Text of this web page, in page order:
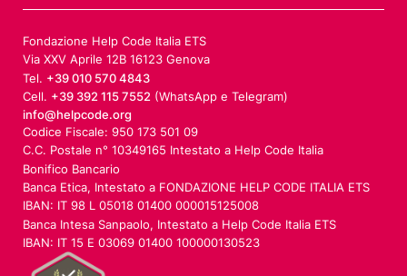
Fondazione Help Code Italia ETS
Via XXV Aprile 12B 16123 Genova
Tel. +39 010 570 4843
Cell. +39 392 115 7552 (WhatsApp e Telegram)
info@helpcode.org
Codice Fiscale: 950 173 501 09
C.C. Postale n° 10349165 Intestato a Help Code Italia
Bonifico Bancario
Banca Etica, Intestato a FONDAZIONE HELP CODE ITALIA ETS
IBAN: IT 98 L 05018 01400 000015125008
Banca Intesa Sanpaolo, Intestato a Help Code Italia ETS
IBAN: IT 15 E 03069 01400 100000130523